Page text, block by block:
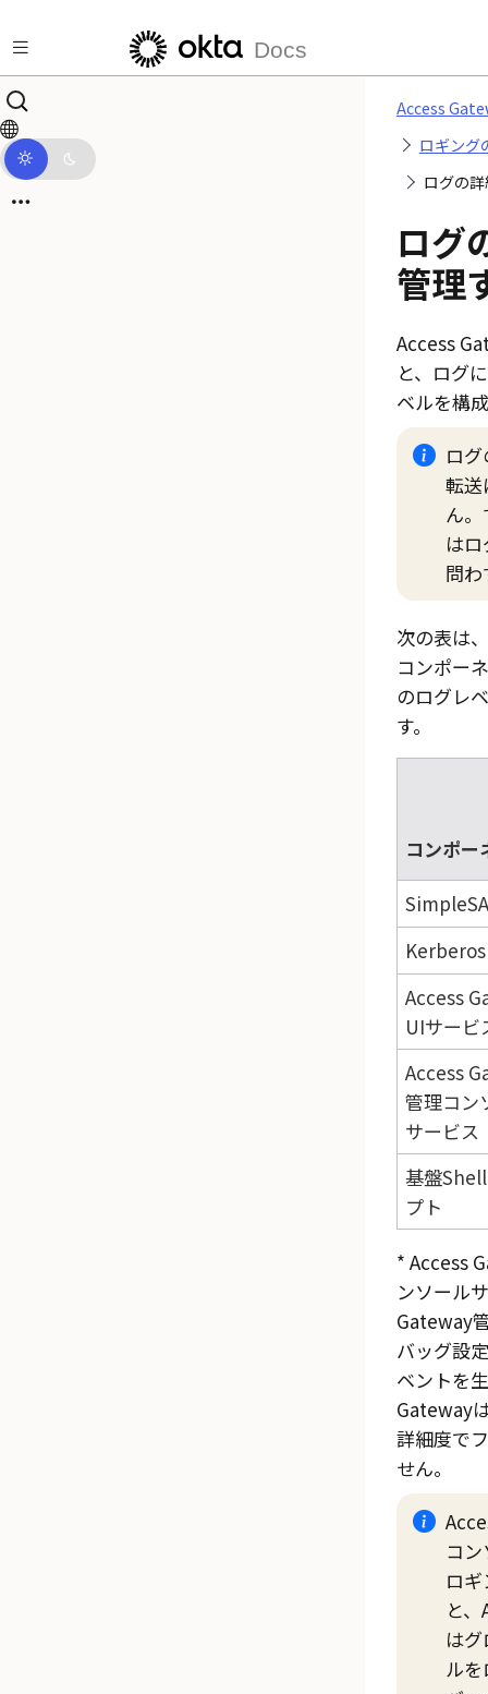
Docs
Access
ロギング
ログの
ログ
管理
Access
と、ログ
ベルを構
ロ
転送
ん
は
問
次の表は、
コンポー
のログレ
す。
コンポー
Kerberos
Access
UIサービ
Access
管理コン
サービス
基盤
プト
* Access
ンソール
Gateway
バッグ設
ベントを
Gateway
詳細度で
せん。
コ
ロ
と、
は
ル